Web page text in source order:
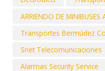
ARRIENDO DE MINIBUSES
Transportes Bermúdez
Snet Telecomunicaciones
Alarmas Security Service